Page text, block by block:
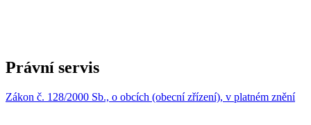
Právní servis
Zákon č. 128/2000 Sb., o obcích (obecní zřízení), v platném znění